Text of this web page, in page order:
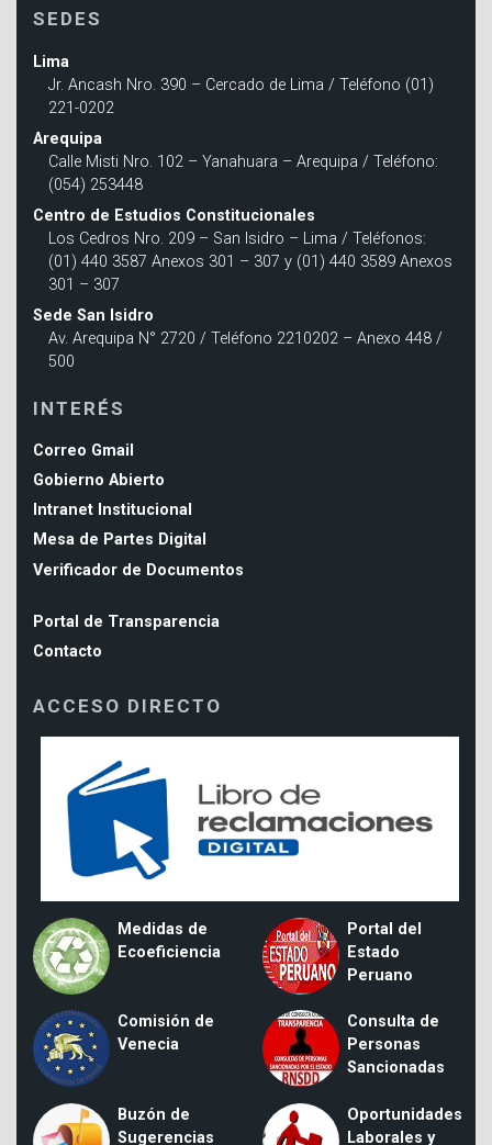
SEDES
Lima
Jr. Ancash Nro. 390 – Cercado de Lima / Teléfono (01)
221-0202
Arequipa
Calle Misti Nro. 102 – Yanahuara – Arequipa / Teléfono:
(054) 253448
Centro de Estudios Constitucionales
Los Cedros Nro. 209 – San Isidro – Lima / Teléfonos:
(01) 440 3587 Anexos 301 – 307 y (01) 440 3589 Anexos
301 – 307
Sede San Isidro
Av. Arequipa N° 2720 / Teléfono 2210202 – Anexo 448 /
500
INTERÉS
Correo Gmail
Gobierno Abierto
Intranet Institucional
Mesa de Partes Digital
Verificador de Documentos
Portal de Transparencia
Contacto
ACCESO DIRECTO
Medidas de
Ecoeficiencia
Portal del
Estado
Peruano
Comisión de
Venecia
Consulta de
Personas
Sancionadas
Buzón de
Sugerencias
Oportunidades
Laborales y